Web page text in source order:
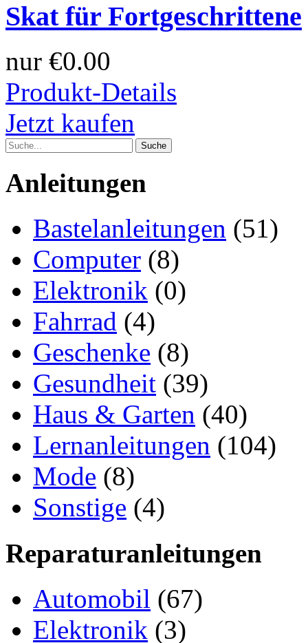
Skat für Fortgeschrittene
nur €0.00
Produkt-Details
Jetzt kaufen
Anleitungen
Bastelanleitungen (51)
Computer (8)
Elektronik (0)
Fahrrad (4)
Geschenke (8)
Gesundheit (39)
Haus & Garten (40)
Lernanleitungen (104)
Mode (8)
Sonstige (4)
Reparaturanleitungen
Automobil (67)
Elektronik (3)